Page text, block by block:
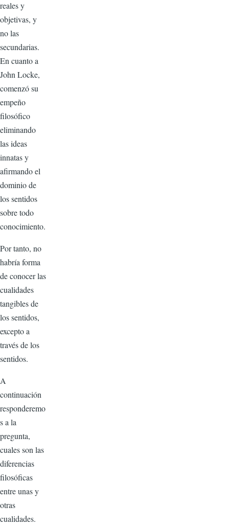
reales y
objetivas, y
no las
secundarias.
En cuanto a
John Locke,
comenzó su
empeño
filosófico
eliminando
las ideas
innatas y
afirmando el
dominio de
los sentidos
sobre todo
conocimiento.
Por tanto, no
habría forma
de conocer las
cualidades
tangibles de
los sentidos,
excepto a
través de los
sentidos.
A
continuación
responderemo
s a la
pregunta,
cuales son las
diferencias
filosóficas
entre unas y
otras
cualidades.